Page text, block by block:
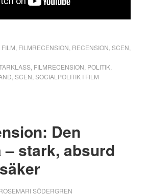
FILM FILMRECENSION RECENSION SCEN
, FILMRECENSION POLITIK,
SCEN SOCIALPOLITIK I FILM
Den
– stark, absurd
SÖDERGREN